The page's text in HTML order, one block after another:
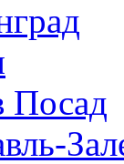
Посад